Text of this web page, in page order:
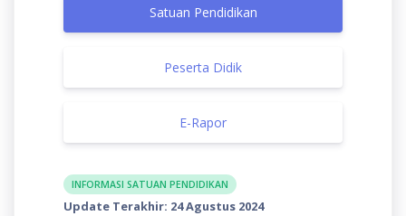
Satuan Pendidikan
Peserta Didik
E-Rapor
INFORMASI SATUAN PENDIDIKAN
Update Terakhir: 24 Agustus 2024